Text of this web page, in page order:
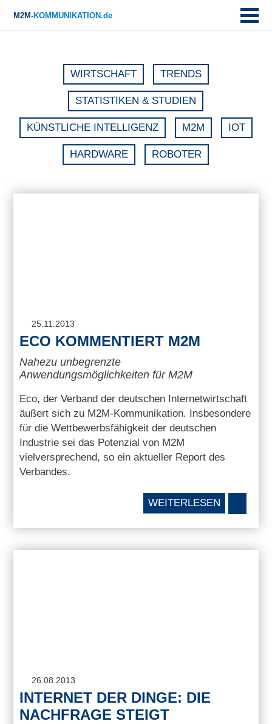
M2M-KOMMUNIKATION.de
WIRTSCHAFT TRENDS
STATISTIKEN & STUDIEN
KÜNSTLICHE INTELLIGENZ M2M IOT
HARDWARE ROBOTER
25.11.2013
ECO KOMMENTIERT M2M
Nahezu unbegrenzte
Anwendungsmöglichkeiten für M2M
Eco, der Verband der deutschen Internetwirtschaft
äußert sich zu M2M-Kommunikation. Insbesondere
für die Wettbewerbsfähigkeit der deutschen
Industrie sei das Potenzial von M2M
vielversprechend, so ein aktueller Report des
Verbandes.
WEITERLESEN
26.08.2013
INTERNET DER DINGE: DIE
NACHFRAGE STEIGT